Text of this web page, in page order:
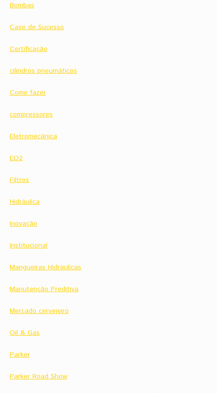
Bombas
Case de Sucesso
Certificação
cilindros pneumáticos
Como fazer
compressores
Eletromecânica
EO2
Filtros
Hidráulica
Inovação
Institucional
Mangueiras Hidráulicas
Manutenção Preditiva
Mercado cervejeiro
Oil & Gas
Parker
Parker Road Show